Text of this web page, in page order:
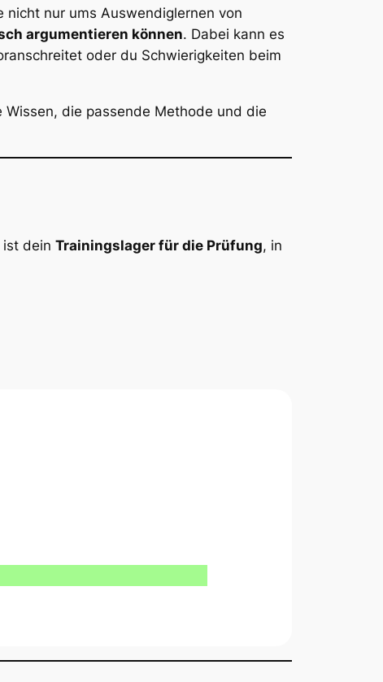
nicht nur ums Auswendiglernen von
argumentieren können. Dabei kann es
oder du Schwierigkeiten beim
die passende Methode und die
ist dein Trainingslager für die Prüfung, in